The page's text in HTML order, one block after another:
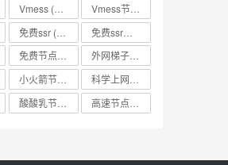
(334)
Vmess (330)
(330)
免费ssr (318)
(330)
(334)
(318) (318)